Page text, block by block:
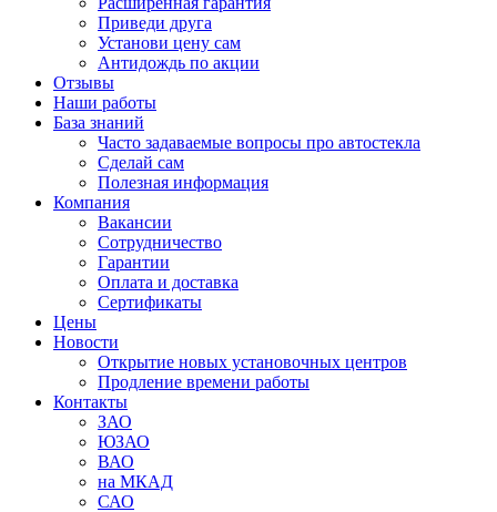
Приведи друга
Установи цену сам
Антидождь по акции
Отзывы
Наши работы
База знаний
Часто задаваемые вопросы про автостекла
Сделай сам
Полезная информация
Компания
Вакансии
Сотрудничество
Гарантии
Оплата и доставка
Сертификаты
Цены
Новости
Открытие новых установочных центров
Продление времени работы
Контакты
ЗАО
ЮЗАО
ВАО
на МКАД
САО